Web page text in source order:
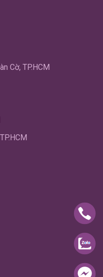
Cờ, TP.HCM